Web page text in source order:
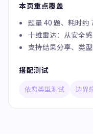
本页重点覆盖
题量 40 题、耗时约
十维雷达：从安全
支持结果分享、类
搭配测试
依恋类型测试 边界